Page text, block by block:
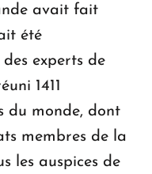
avait fait
été
experts de
1411
du monde, dont
membres de la
les auspices de